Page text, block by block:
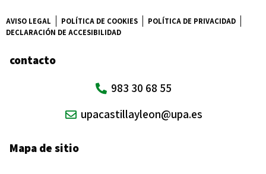
AVISO LEGAL POLÍTICA DE COOKIES
POLÍTICA DE PRIVACIDAD
DECLARACIÓN DE ACCESIBILIDAD
contacto
983 30 68 55
upacastillayleon@upa.es
Mapa de sitio